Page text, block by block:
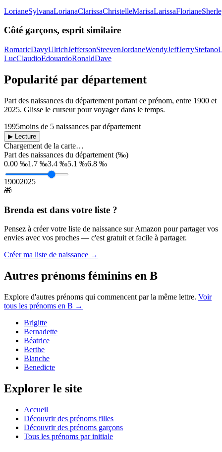
LorianeSylvanaLorianaClarissaChristelleMarisaLarissaFloriane
Côté garçons, esprit similaire
RomaricDavyUlrichJeffersonSteevenJordaneWendyJeffJerryStefano
LucClaudioEdouardoRonaldDave
Popularité par département
Part des naissances du département portant ce prénom, entre 1900 et
2025. Glisse le curseur pour voyager dans le temps.
1995moins de 5 naissances par département
▶ Lecture
Chargement de la carte…
Part des naissances du département (‰)
0.00 ‰1.7 ‰3.4 ‰5.1 ‰6.8 ‰
19002025
🎁
Brenda est dans votre liste ?
Pensez à créer votre liste de naissance sur Amazon pour partager vos
envies avec vos proches — c'est gratuit et facile à partager.
Créer ma liste de naissance →
Autres prénoms féminins en B
Explore d'autres prénoms qui commencent par la même lettre. Voir
tous les prénoms en B →
Brigitte
Bernadette
Béatrice
Berthe
Blanche
Benedicte
Explorer le site
Accueil
Découvrir des prénoms filles
Découvrir des prénoms garçons
Tous les prénoms par initiale